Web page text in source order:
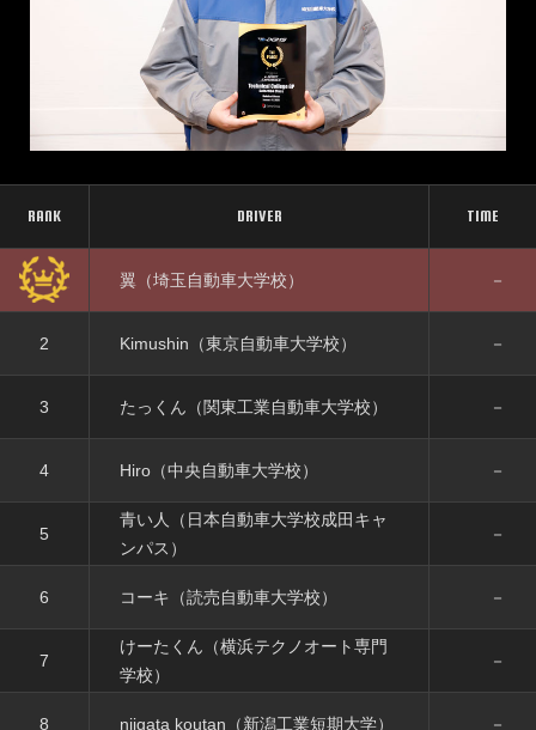
MOVIE
2025 Series
2024 Series
2023 Series
FAQ
RANK DRIVER TIME
翼（埼玉自動車大学校） －
2 Kimushin（東京自動車大学校） －
3 たっくん（関東工業自動車大学校） －
4 Hiro（中央自動車大学校） －
5
青い人（日本自動車大学校成田キャ
ンパス）
－
6 コーキ（読売自動車大学校） －
7
けーたくん（横浜テクノオート専門
学校）
－
8 niigata koutan（新潟工業短期大学） －